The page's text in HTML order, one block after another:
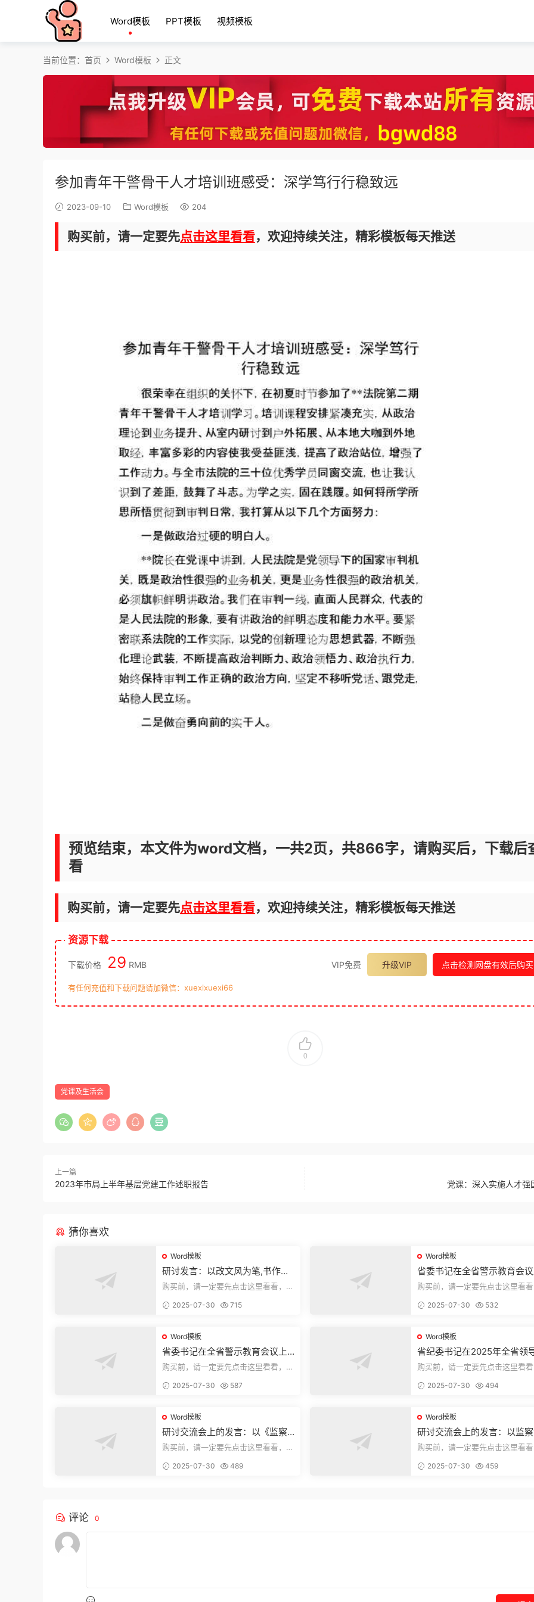
Word模板 PPT模板 视频模板
当前位置： 首页 Word模板 正文
参加青年干警骨干人才培训班感受：深学笃行行稳致远
2023-09-10 Word模板 204
购买前，请一定要先点击这里看看，欢迎持续关注，精彩模板每天推送
预览结束，本文件为word文档，一共2页，共866字，请购买后，下载后
看
购买前，请一定要先点击这里看看，欢迎持续关注，精彩模板每天推送
资源下载
下载价格 29 RMB VIP免费 升级VIP 点击检测网盘有效后购买
有任何充值和下载问题请加微信：xuexixuexi66
0
党课及生活会
上一篇
2023年市局上半年基层党建工作述职报告 党课：深入实施人才强
猜你喜欢
Word模板
研讨发言：以改文风为笔,书作风
建设“必修课”
购买前，请一定要先点击这里看看，欢
束，本文...
2025-07-30 715
Word模板
省委书记在全省警示教育会
的讲话.1
购买前，请一定要先点击这里看
束，本文...
2025-07-30 532
Word模板
省委书记在全省警示教育会议上
的讲话
购买前，请一定要先点击这里看看，欢
束，本文...
2025-07-30 587
Word模板
省纪委书记在2025年全省领
部警示教育会上的讲话.1
购买前，请一定要先点击这里看
束，本文...
2025-07-30 494
Word模板
研讨交流会上的发言：以《监察
法实施条例》为纲,推动巡察工作
购买前，请一定要先点击这里看看，欢
束，本文...
2025-07-30 489
Word模板
研讨交流会上的发言：以监
实施条例为纲推动巡察工作
购买前，请一定要先点击这里看
束，本文...
2025-07-30 459
评论 0